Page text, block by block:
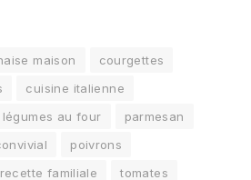
maison
courgettes
cuisine italienne
légumes au four
parmesan
poivrons
recette familiale
tomates